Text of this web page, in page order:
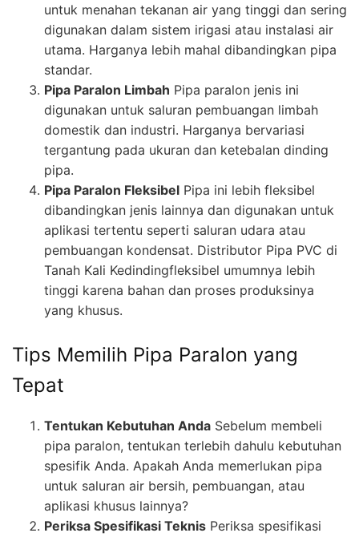
untuk menahan tekanan air yang tinggi dan sering
digunakan dalam sistem irigasi atau instalasi air
utama. Harganya lebih mahal dibandingkan pipa
standar.
Pipa Paralon Limbah Pipa paralon jenis ini
digunakan untuk saluran pembuangan limbah
domestik dan industri. Harganya bervariasi
tergantung pada ukuran dan ketebalan dinding
pipa.
Pipa Paralon Fleksibel Pipa ini lebih fleksibel
dibandingkan jenis lainnya dan digunakan untuk
aplikasi tertentu seperti saluran udara atau
pembuangan kondensat. Distributor Pipa PVC di
Tanah Kali Kedindingfleksibel umumnya lebih
tinggi karena bahan dan proses produksinya
yang khusus.
Tips Memilih Pipa Paralon yang
Tepat
Tentukan Kebutuhan Anda Sebelum membeli
pipa paralon, tentukan terlebih dahulu kebutuhan
spesifik Anda. Apakah Anda memerlukan pipa
untuk saluran air bersih, pembuangan, atau
aplikasi khusus lainnya?
Periksa Spesifikasi Teknis Periksa spesifikasi